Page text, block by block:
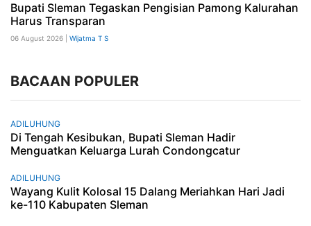
Bupati Sleman Tegaskan Pengisian Pamong Kalurahan
Harus Transparan
06 August 2026 | Wijatma T S
BACAAN POPULER
ADILUHUNG
Di Tengah Kesibukan, Bupati Sleman Hadir
Menguatkan Keluarga Lurah Condongcatur
ADILUHUNG
Wayang Kulit Kolosal 15 Dalang Meriahkan Hari Jadi
ke-110 Kabupaten Sleman